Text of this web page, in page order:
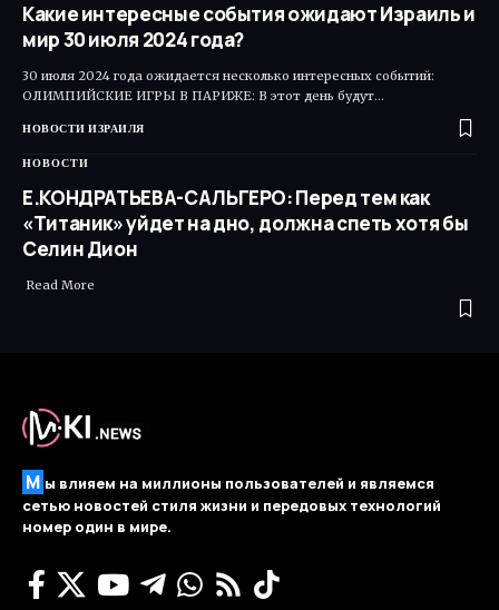
Какие интересные события ожидают Израиль и
мир 30 июля 2024 года?
30 июля 2024 года ожидается несколько интересных событий:
ОЛИМПИЙСКИЕ ИГРЫ В ПАРИЖЕ: В этот день будут…
НОВОСТИ ИЗРАИЛЯ
НОВОСТИ
Е.КОНДРАТЬЕВА-САЛЬГЕРО: Перед тем как
«Титаник» уйдет на дно, должна спеть хотя бы
Селин Дион
Read More ​
М ы влияем на миллионы пользователей и являемся
сетью новостей стиля жизни и передовых технологий
номер один в мире.